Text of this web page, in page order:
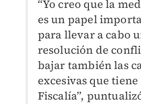
“Yo creo que la
es un papel
para llevar a cabo
resolución de
bajar también las
excesivas que
Fiscalía”,